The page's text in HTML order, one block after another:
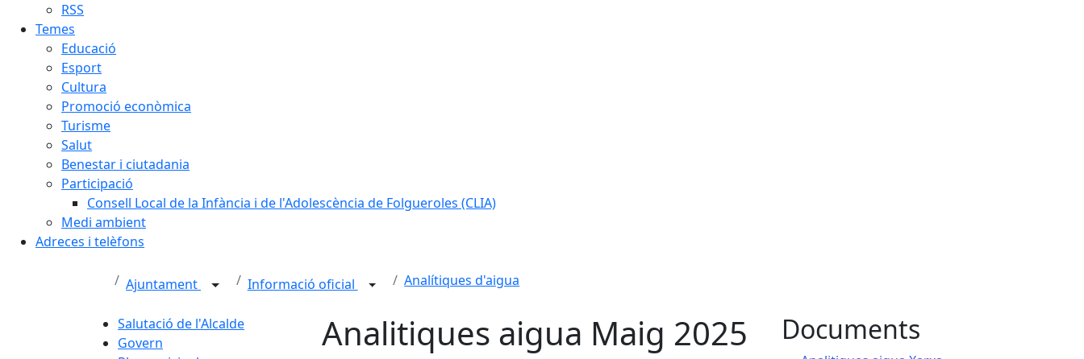
RSS
Temes
Educació
Esport
Cultura
Promoció econòmica
Turisme
Salut
Benestar i ciutadania
Participació
Consell Local de la Infància i de l'Adolescència de Folgueroles (CLIA)
Medi ambient
Adreces i telèfons
Ajuntament Informació oficial Analítiques d'aigua
Salutació de l'Alcalde
Govern
Analitiques aigua Maig 2025 Documents